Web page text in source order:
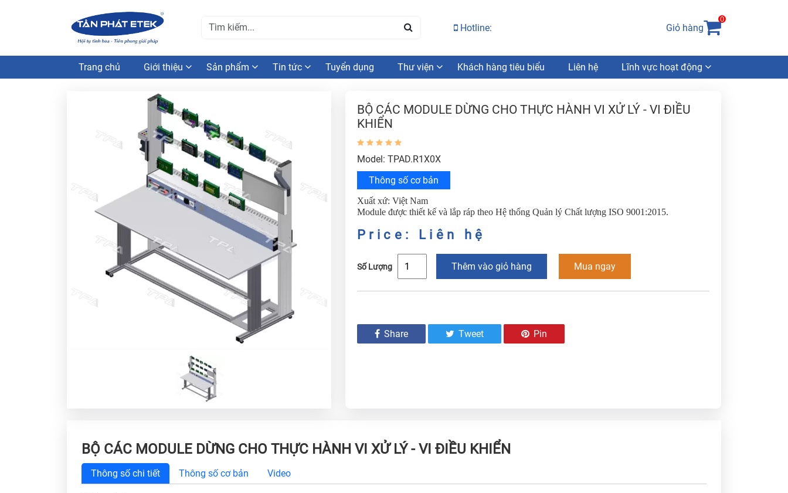
Hotline: Giỏ hàng
0
Trang chủ Giới thiệu Sản phẩm Tin tức Tuyển dụng Thư viện Khách hàng tiêu biểu Liên hệ Lĩnh vực hoạt động
BỘ CÁC MODULE DỪNG CHO THỰC HÀNH VI XỬ LÝ - VI ĐIỀU
KHIỂN
Model: TPAD.R1X0X
Thông số cơ bản
Xuất xứ: Việt Nam
Module được thiết kế và lắp ráp theo Hệ thống Quản lý Chất lượng ISO 9001:2015.
Price: Liên hệ
Số Lượng Thêm vào giỏ hàng Mua ngay
Share Tweet Pin
BỘ CÁC MODULE DỪNG CHO THỰC HÀNH VI XỬ LÝ - VI ĐIỀU KHIỂN
Thông số chi tiết Thông số cơ bản Video